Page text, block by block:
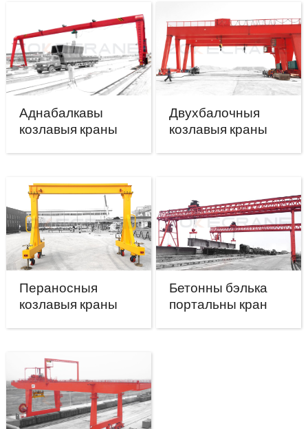
Аднабалкавы
козлавыя краны
Двухбалочныя
козлавыя краны
Пераносныя
козлавыя краны
Бетонны бэлька
портальны кран